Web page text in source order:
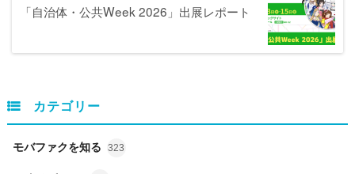
「自治体・公共Week 2026」出展レポート
カテゴリー
モバファクを知る 323